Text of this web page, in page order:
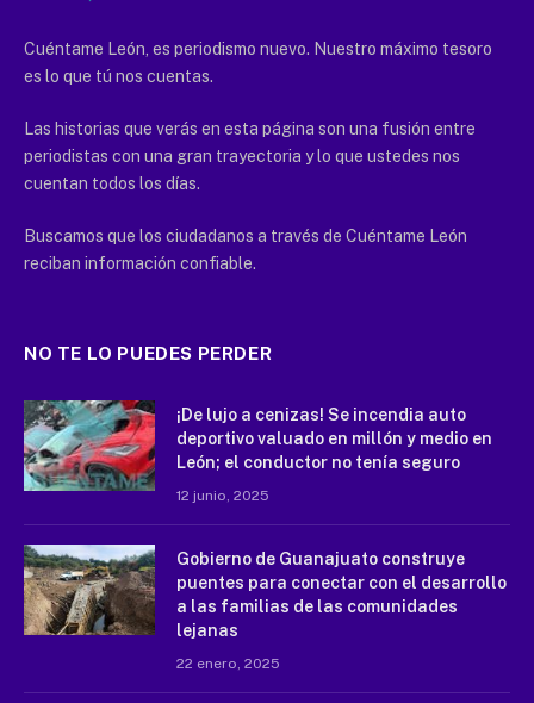
Cuéntame León, es periodismo nuevo. Nuestro máximo tesoro
es lo que tú nos cuentas.
Las historias que verás en esta página son una fusión entre
periodistas con una gran trayectoria y lo que ustedes nos
cuentan todos los días.
Buscamos que los ciudadanos a través de Cuéntame León
reciban información confiable.
NO TE LO PUEDES PERDER
¡De lujo a cenizas! Se incendia auto
deportivo valuado en millón y medio en
León; el conductor no tenía seguro
12 junio, 2025
Gobierno de Guanajuato construye
puentes para conectar con el desarrollo
a las familias de las comunidades
lejanas
22 enero, 2025